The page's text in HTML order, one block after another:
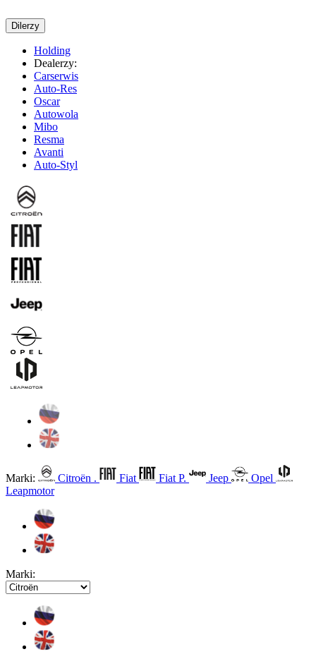
Dilerzy
Holding
Dealerzy:
Carserwis
Auto-Res
Oscar
Autowola
Mibo
Resma
Avanti
Auto-Styl
Marki: Citroën . Fiat Fiat P. Jeep
Opel
Leapmotor
Marki: